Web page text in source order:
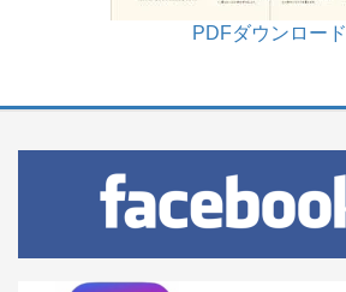
PDFダウンロード